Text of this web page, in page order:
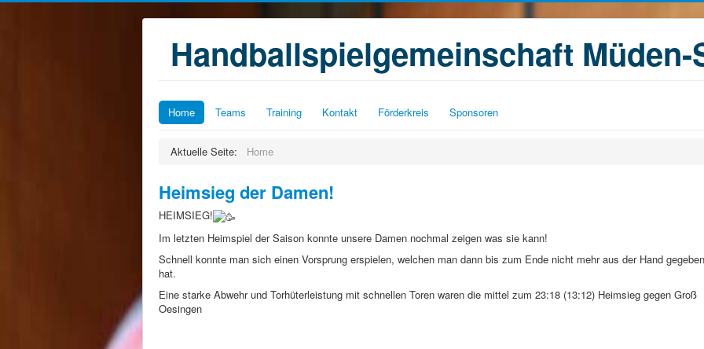
Handballspielgemeinschaft Müden-
Home Teams Training Kontakt Förderkreis Sponsoren
Aktuelle Seite: Home
Heimsieg der Damen!
HEIMSIEG!
Im letzten Heimspiel der Saison konnte unsere Damen nochmal zeigen was sie kann!
Schnell konnte man sich einen Vorsprung erspielen, welchen man dann bis zum Ende nicht mehr aus der Hand gegeben
hat.
Eine starke Abwehr und Torhüterleistung mit schnellen Toren waren die mittel zum 23:18 (13:12) Heimsieg gegen Groß
Oesingen